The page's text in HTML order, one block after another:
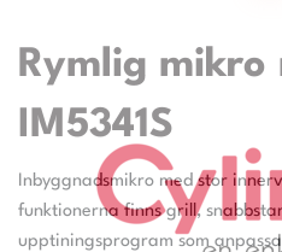
Rymlig mikro
IM5341S
Inbyggnadsmikro med stor
funktionerna finns grill,
upptiningsprogram som